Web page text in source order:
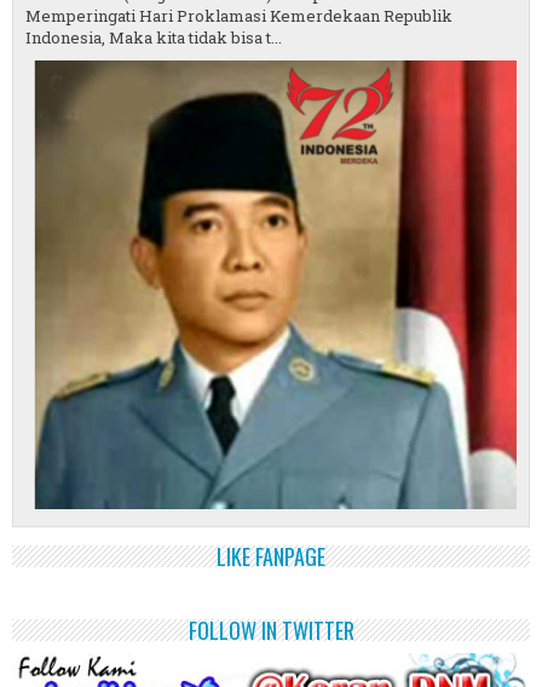
Memperingati Hari Proklamasi Kemerdekaan Republik
Indonesia, Maka kita tidak bisa t...
LIKE FANPAGE
FOLLOW IN TWITTER